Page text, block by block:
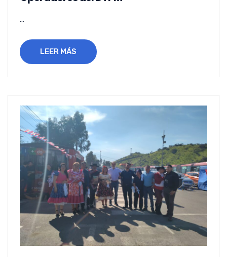
...
LEER MÁS